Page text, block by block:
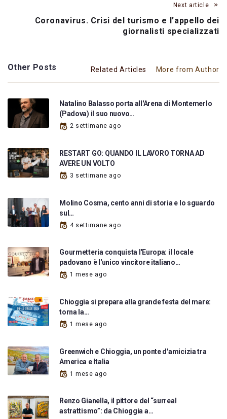
Next article
Coronavirus. Crisi del turismo e l’appello dei
giornalisti specializzati
Other Posts Related Articles More from Author
Natalino Balasso porta all'Arena di Montemerlo
(Padova) il suo nuovo…
2 settimane ago
RESTART GO: QUANDO IL LAVORO TORNA AD
AVERE UN VOLTO
3 settimane ago
Molino Cosma, cento anni di storia e lo sguardo
sul…
4 settimane ago
Gourmetteria conquista l'Europa: il locale
padovano è l'unico vincitore italiano…
1 mese ago
Chioggia si prepara alla grande festa del mare:
torna la…
1 mese ago
Greenwich e Chioggia, un ponte d'amicizia tra
America e Italia
1 mese ago
Renzo Gianella, il pittore del “surreal
astrattismo”: da Chioggia a…